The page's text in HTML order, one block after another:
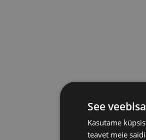
See
Kasutame
teavet meie